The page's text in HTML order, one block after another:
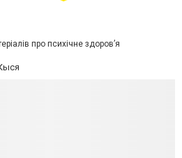
про психічне здоров’я